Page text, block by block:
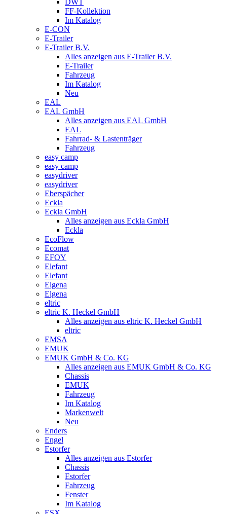
DWT
FF-Kollektion
Im Katalog
E-CON
E-Trailer
E-Trailer B.V.
Alles anzeigen aus E-Trailer B.V.
E-Trailer
Fahrzeug
Im Katalog
Neu
EAL
EAL GmbH
Alles anzeigen aus EAL GmbH
EAL
Fahrrad- & Lastenträger
Fahrzeug
easy camp
easy camp
easydriver
easydriver
Eberspächer
Eckla
Eckla GmbH
Alles anzeigen aus Eckla GmbH
Eckla
EcoFlow
Ecomat
EFOY
Elefant
Elefant
Elgena
Elgena
eltric
eltric K. Heckel GmbH
Alles anzeigen aus eltric K. Heckel GmbH
eltric
EMSA
EMUK
EMUK GmbH & Co. KG
Alles anzeigen aus EMUK GmbH & Co. KG
Chassis
EMUK
Fahrzeug
Im Katalog
Markenwelt
Neu
Enders
Engel
Estorfer
Alles anzeigen aus Estorfer
Chassis
Estorfer
Fahrzeug
Fenster
Im Katalog